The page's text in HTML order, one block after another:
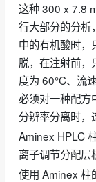
这种 300 x 7.8
行大部分的分析
中的有机酸时，
脱，在注射前，
度为 60°C、流
必须对一种配方
分辨率分离时，
Aminex HPLC
离子调节分配层
使用 Aminex 柱